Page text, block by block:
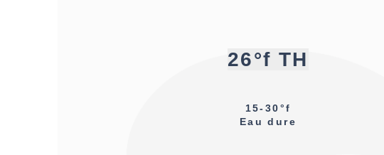
26°f TH
15-30°f
Eau dure